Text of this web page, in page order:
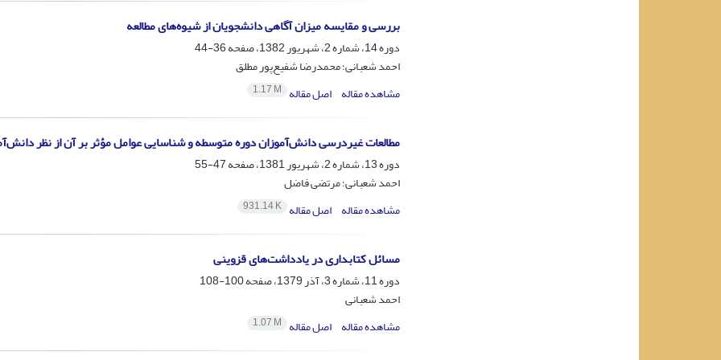
بررسی و مقایسه میزان آگاهی دانشجویان از شیوه‌های مطالعه
دوره 14، شماره 2، شهریور 1382، صفحه
36-44
احمد شعبانی؛ محمدرضا شفیع‌پور مطلق
مشاهده مقاله اصل مقاله 1.17 M
مطالعات غیردرسی دانش‌آموزان دوره متوسطه و شناسایی عوامل مؤثر بر آن از نظر
دوره 13، شماره 2، شهریور 1381، صفحه
47-55
احمد شعبانی؛ مرتضی فاضل
مشاهده مقاله اصل مقاله 931.14 K
مسائل کتابداری در یادداشت‌های قزوینی
دوره 11، شماره 3، آذر 1379، صفحه
100-108
احمد شعبانی
مشاهده مقاله اصل مقاله 1.07 M